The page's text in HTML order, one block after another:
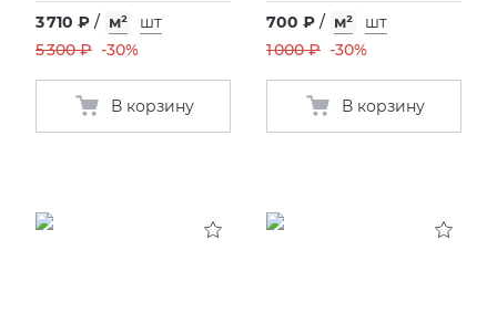
УРАЛЬСКИЙ ГРАНИТ
3 710 ₽ / м²
шт
5 300 ₽ -30%
В корзину
700 ₽ / м²
шт
1 000 ₽ -30%
В корзину